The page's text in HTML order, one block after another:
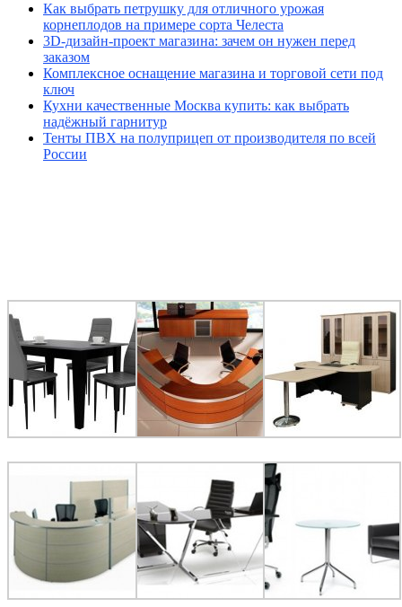
Как выбрать петрушку для отличного урожая
корнеплодов на примере сорта Челеста
3D-дизайн-проект магазина: зачем он нужен перед
заказом
Комплексное оснащение магазина и торговой сети под
ключ
Кухни качественные Москва купить: как выбрать
надёжный гарнитур
Тенты ПВХ на полуприцеп от производителя по всей
России